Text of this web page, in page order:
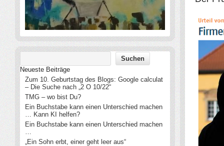
Neueste Beiträge
Zum 10. Geburtstag des Blogs: Google calculat
– Die Suche nach „2 O 10/22“
TMG – wo bist Du?
Ein Buchstabe kann einen Unterschied machen
… Kann KI helfen?
Ein Buchstabe kann einen Unterschied machen
…
„Ein Sohn erbt, einer geht leer aus“